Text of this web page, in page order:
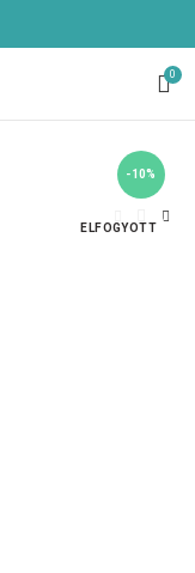
0
-10%
ELFOGYOTT